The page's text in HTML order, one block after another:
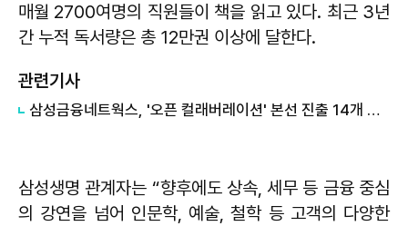
매월 2700여명의 직원들이 책을 읽고 있다. 최근 3년
간 누적 독서량은 총 12만권 이상에 달한다.
관련기사
삼성금융네트웍스, '오픈 컬래버레이션' 본선 진출 14개 스타트업 선정
삼성생명 관계자는 “향후에도 상속, 세무 등 금융 중심
의 강연을 넘어 인문학, 예술, 철학 등 고객의 다양한